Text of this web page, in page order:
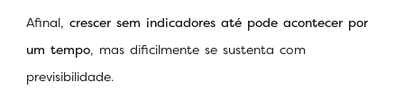
Afinal, crescer sem indicadores até pode acontecer por
um tempo, mas dificilmente se sustenta com
previsibilidade.